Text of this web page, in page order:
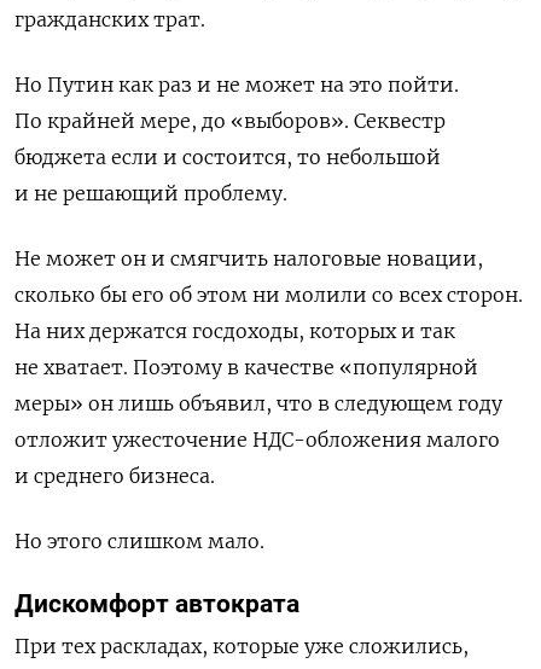
гражданских трат.
Но Путин как раз и не может на это пойти.
По крайней мере, до «выборов». Секвестр
бюджета если и состоится, то небольшой
и не решающий проблему.
Не может он и смягчить налоговые новации,
сколько бы его об этом ни молили со всех сторон.
На них держатся госдоходы, которых и так
не хватает. Поэтому в качестве «популярной
меры» он лишь объявил, что в следующем году
отложит ужесточение НДС-обложения малого
и среднего бизнеса.
Но этого слишком мало.
Дискомфорт автократа
При тех раскладах, которые уже сложились,